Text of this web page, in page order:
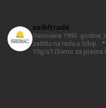
seibltrade
Osnovana 1993. godine,
zaštitu na radu u Srbiji.
10g/s1 (Samo za pravna